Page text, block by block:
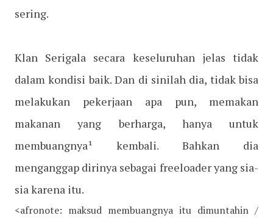
sering.
Klan Serigala secara keseluruhan jelas tidak
dalam kondisi baik. Dan di sinilah dia, tidak bisa
melakukan pekerjaan apa pun, memakan
makanan yang berharga, hanya untuk
membuangnya¹ kembali. Bahkan dia
menganggap dirinya sebagai freeloader yang sia-
sia karena itu.
<afronote: maksud membuangnya itu dimuntahin /